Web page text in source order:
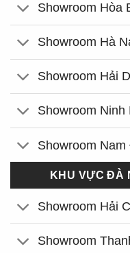
Showroom Hòa
Showroom Hà
Showroom Hải
Showroom Ninh
Showroom Nam
KHU VỰC ĐÀ
Showroom Hải
Showroom